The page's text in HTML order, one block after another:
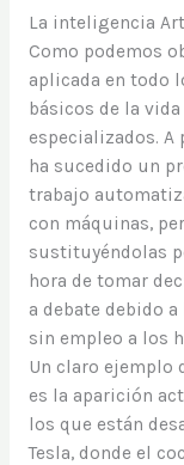
La inteligencia
Como podemos
aplicada en todo
básicos de la
especializados.
ha sucedido un
trabajo
con máquinas,
sustituyéndolas
hora de tomar
a debate debido a
sin empleo a los
Un claro ejemplo
es la aparición
los que están
Tesla, donde el